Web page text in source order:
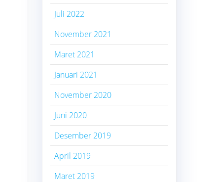
Juli 2022
November 2021
Maret 2021
Januari 2021
November 2020
Juni 2020
Desember 2019
April 2019
Maret 2019